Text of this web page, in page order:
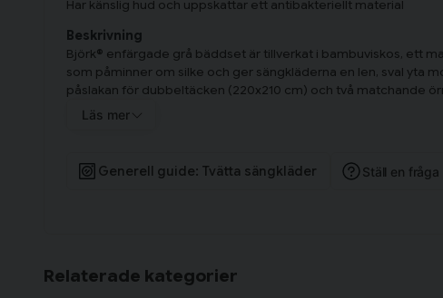
Har känslig hud och uppskattar ett antibakteriellt material
Beskrivning
Björk® enfärgade grå bäddset är tillverkat i bambuviskos, ett
som påminner om silke och ger sängkläderna en len, sval yta
påslakan för dubbeltäcken (220x210 cm) och två matchande
kombinera med befintliga lakan och överkast i de flesta
mot huden, något som särskilt uppskattas av den med känslig
Innehållsförteckning
Läs mer
Generell guide: Tvätta sängkläder Ställ en
Relaterade kategorier